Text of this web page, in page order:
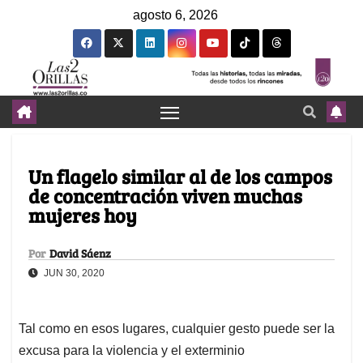
agosto 6, 2026
Un flagelo similar al de los campos
de concentración viven muchas
mujeres hoy
Por David Sáenz
JUN 30, 2020
Tal como en esos lugares, cualquier gesto puede ser la
excusa para la violencia y el exterminio